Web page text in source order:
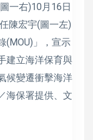
一右)10月16日
陳宏宇(圖一左)
(MOU)」，宣示
建立海洋保育與
候變遷衝擊海洋
海保署提供、文